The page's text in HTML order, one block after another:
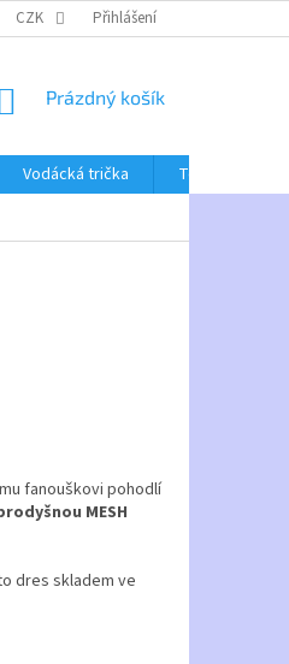
CZK Přihlášení
NÁKUPNÍ
Prázdný košík
Vodácká trička
Textil bez
fanouškovi pohodlí
MESH
dres skladem ve